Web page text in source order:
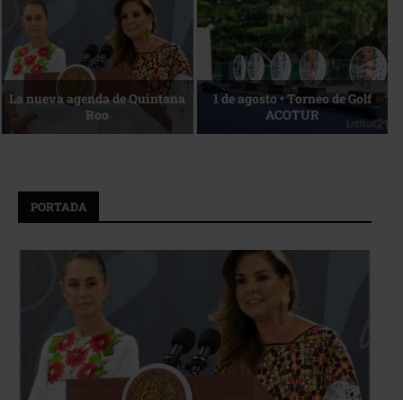
Reconocimiento de viajeros La esencia del servicio
PORTADA